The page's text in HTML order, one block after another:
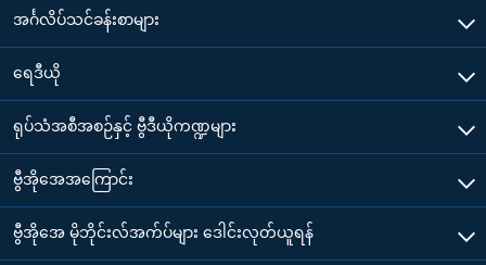
အင်္ဂလိပ်သင်ခန်းစာများ
ရေဒီယို
ရုပ်သံအစီအစဉ်နှင့် ဗွီဒီယိုကဏ္ဍများ
ဗွီအိုအေအကြောင်း
ဗွီအိုအေ မိုဘိုင်းလ်အက်ပ်များ ဒေါင်းလုတ်ယူရန်